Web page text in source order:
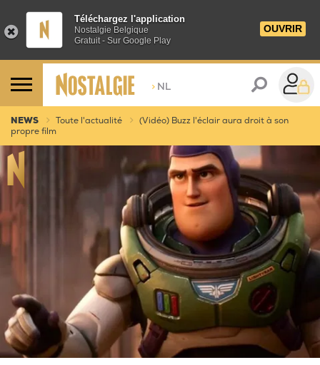
Téléchargez l'application
Nostalgie Belgique
Gratuit - Sur Google Play
OUVRIR
> NL
NEWS Toute l'actualité
(Vidéo) Buzz l'éclair aura droit à son
propre film